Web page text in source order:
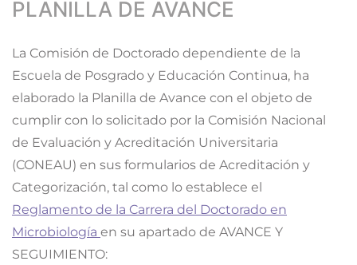
PLANILLA DE AVANCE
La Comisión de Doctorado dependiente de la
Escuela de Posgrado y Educación Continua, ha
elaborado la Planilla de Avance con el objeto de
cumplir con lo solicitado por la Comisión Nacional
de Evaluación y Acreditación Universitaria
(CONEAU) en sus formularios de Acreditación y
Categorización, tal como lo establece el
Reglamento de la Carrera del Doctorado en
Microbiología en su apartado de AVANCE Y
SEGUIMIENTO: